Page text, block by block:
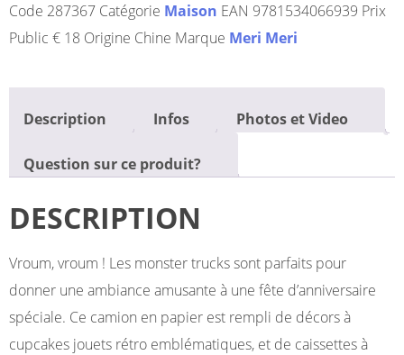
Code 287367 Catégorie Maison EAN 9781534066939 Prix
Public € 18 Origine Chine Marque Meri Meri
Description Infos Photos et Video
Question sur ce produit?
DESCRIPTION
Vroum, vroum ! Les monster trucks sont parfaits pour
donner une ambiance amusante à une fête d’anniversaire
spéciale. Ce camion en papier est rempli de décors à
cupcakes jouets rétro emblématiques, et de caissettes à